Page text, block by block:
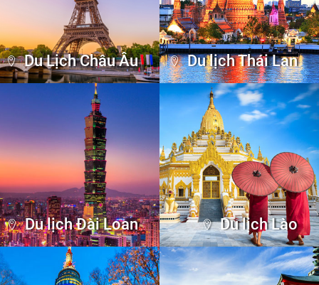
Xem lịch khởi hành Tour trong nước
DU LỊCH NHẬT BẢN
Xứ sở hoa anh đào, vẫn luôn là nơi thu hút rất nhiều
khách du lịch trên thế giới. Đến Nhật Bản, bạn có thể ghé
thăm những thành phố hiện đại, sầm uất